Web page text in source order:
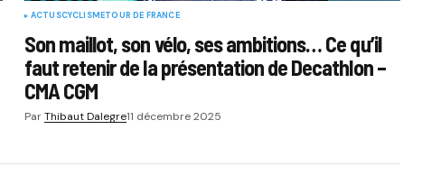
ACTUSCYCLISMETOUR DE FRANCE
Son maillot, son vélo, ses ambitions… Ce qu’il
faut retenir de la présentation de Decathlon –
CMA CGM
ParThibaut Dalegre11 décembre 2025